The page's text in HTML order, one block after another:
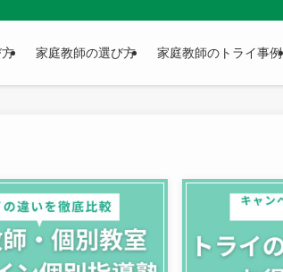
家庭教師の選び方 家庭教師のトライ事例